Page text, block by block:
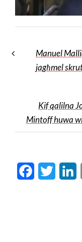
Manuel
jagħmel
Kif qalilna
Mintoff huwa
FacebookTwitter